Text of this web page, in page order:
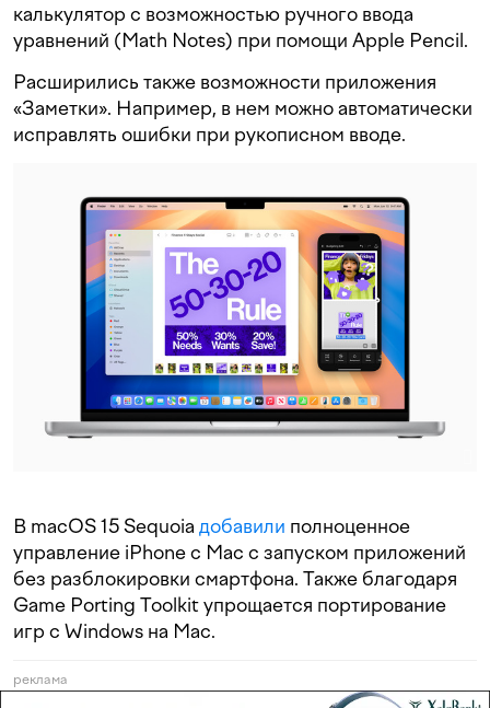
калькулятор с возможностью ручного ввода
уравнений (Math Notes) при помощи Apple Pencil.
Расширились также возможности приложения
«Заметки». Например, в нем можно автоматически
исправлять ошибки при рукописном вводе.
В macOS 15 Sequoia добавили полноценное
управление iPhone с Mac с запуском приложений
без разблокировки смартфона. Также благодаря
Game Porting Toolkit упрощается портирование
игр с Windows на Mac.
реклама